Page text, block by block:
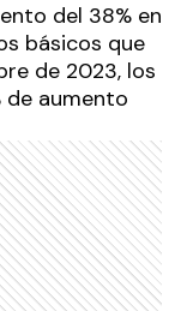
del 38% en
básicos que
de 2023, los
de aumento